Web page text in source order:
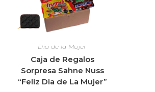
Dia de la Mujer
Caja de Regalos
Sorpresa Sahne Nuss
“Feliz Dia de La Mujer”